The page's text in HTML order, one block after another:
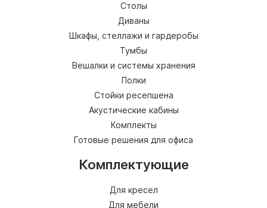
Столы
Диваны
Шкафы, стеллажи и гардеробы
Тумбы
Вешалки и системы хранения
Полки
Стойки ресепшена
Акустические кабины
Комплекты
Готовые решения для офиса
Комплектующие
Для кресел
Для мебели